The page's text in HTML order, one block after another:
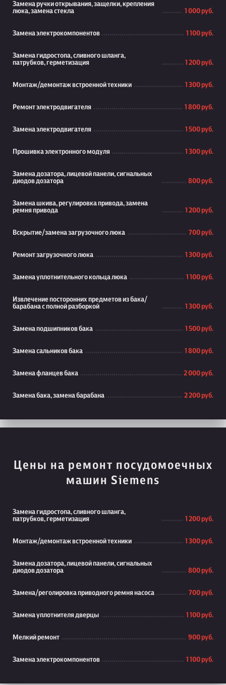
Замена ручки открывания, защелки, крепления
люка, замена стекла
1 000 руб.
Замена электрокомпонентов 1 100 руб.
Замена гидростопа, сливного шланга,
патрубков, герметизация
1 200 руб.
Монтаж/демонтаж встроенной техники 1 300 руб.
Ремонт электродвигателя 1 800 руб.
Замена электродвигателя 1 500 руб.
Прошивка электронного модуля 1 300 руб.
Замена дозатора, лицевой панели, сигнальных
диодов дозатора
800 руб.
Замена шкива, регулировка привода, замена
ремня привода
1 200 руб.
Вскрытие/замена загрузочного люка 700 руб.
Ремонт загрузочного люка 1 300 руб.
Замена уплотнительного кольца люка 1 100 руб.
Извлечение посторонних предметов из бака/
барабана с полной разборкой
1 300 руб.
Замена подшипников бака 1 500 руб.
Замена сальников бака 1 800 руб.
Замена фланцев бака 2 000 руб.
Замена бака, замена барабана 2 200 руб.
Цены на ремонт посудомоечных
машин Siemens
Замена гидростопа, сливного шланга,
патрубков, герметизация
1 200 руб.
Монтаж/демонтаж встроенной техники 1 300 руб.
Замена дозатора, лицевой панели, сигнальных
диодов дозатора
800 руб.
Замена/реголировка приводного ремня насоса 700 руб.
Замена уплотнителя дверцы 1 100 руб.
Мелкий ремонт 900 руб.
Замена электрокомпонентов 1 100 руб.